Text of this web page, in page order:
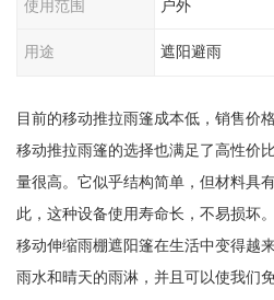
使用范围 户外
用途 遮阳避雨
目前的移动推拉雨篷成本低，销售价
移动推拉雨篷的选择也满足了高性价
量很高。它似乎结构简单，但材料具
此，这种设备使用寿命长，不易损坏。
移动伸缩雨棚遮阳篷在生活中变得越
雨水和晴天的雨淋，并且可以使我们